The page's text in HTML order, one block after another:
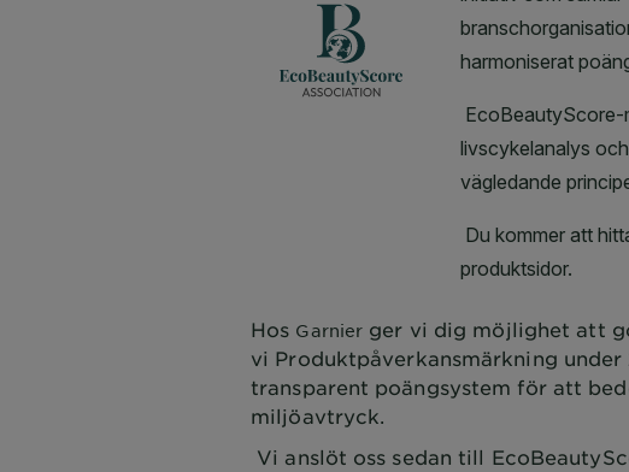
Hos Garnier ger vi dig möjlighet att
vi Produktpåverkansmärkning
transparent poängsystem för att
miljöavtryck.
Vi anslöt oss sedan till